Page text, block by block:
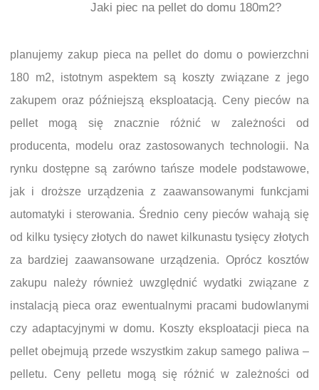
Jaki piec na pellet do domu 180m2?
planujemy zakup pieca na pellet do domu o powierzchni
180 m2, istotnym aspektem są koszty związane z jego
zakupem oraz późniejszą eksploatacją. Ceny pieców na
pellet mogą się znacznie różnić w zależności od
producenta, modelu oraz zastosowanych technologii. Na
rynku dostępne są zarówno tańsze modele podstawowe,
jak i droższe urządzenia z zaawansowanymi funkcjami
automatyki i sterowania. Średnio ceny pieców wahają się
od kilku tysięcy złotych do nawet kilkunastu tysięcy złotych
za bardziej zaawansowane urządzenia. Oprócz kosztów
zakupu należy również uwzględnić wydatki związane z
instalacją pieca oraz ewentualnymi pracami budowlanymi
czy adaptacyjnymi w domu. Koszty eksploatacji pieca na
pellet obejmują przede wszystkim zakup samego paliwa –
pelletu. Ceny pelletu mogą się różnić w zależności od